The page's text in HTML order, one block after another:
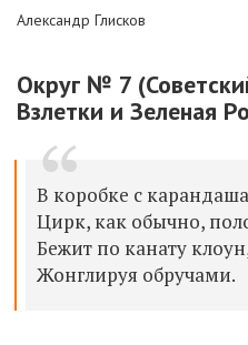
Александр Глисков
Округ № 7
Взлетки и Зеленая
В коробке с
Цирк, как обычно,
Бежит по канату
Жонглируя обручами.